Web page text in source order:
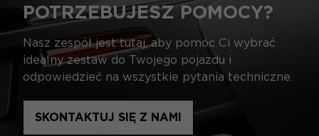
POTRZEBUJESZ POMOCY?
Nasz zespół jest tutaj, aby pomóc Ci wybrać
idealny zestaw do Twojego pojazdu i
odpowiedzieć na wszystkie pytania techniczne.
SKONTAKTUJ SIĘ Z NAMI